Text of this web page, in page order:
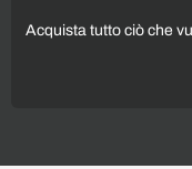
Acquista tutto ciò che